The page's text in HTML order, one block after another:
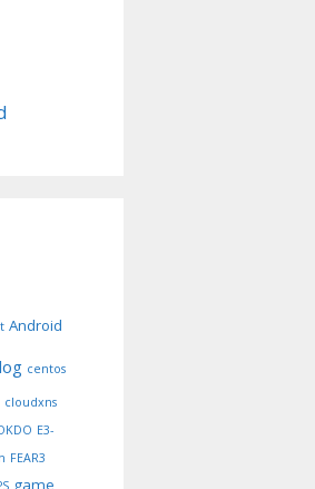
Android
centos
cloudxns
E3-
FEAR3
game